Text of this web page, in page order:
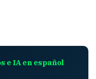
e IA en español